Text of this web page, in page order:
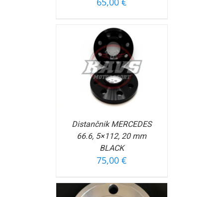
Distančnik MERCEDES
66.6, 5×112, 20 mm
BLACK
75,00 €